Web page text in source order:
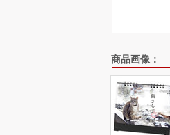
商品画像：